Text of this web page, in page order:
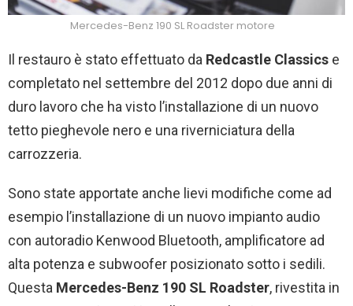
Mercedes-Benz 190 SL Roadster motore
Il restauro è stato effettuato da Redcastle Classics e
completato nel settembre del 2012 dopo due anni di
duro lavoro che ha visto l’installazione di un nuovo
tetto pieghevole nero e una riverniciatura della
carrozzeria.
Sono state apportate anche lievi modifiche come ad
esempio l’installazione di un nuovo impianto audio
con autoradio Kenwood Bluetooth, amplificatore ad
alta potenza e subwoofer posizionato sotto i sedili.
Questa Mercedes-Benz 190 SL Roadster, rivestita in